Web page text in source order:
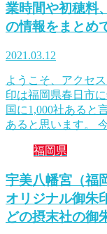
業時間や初穂料
の情報をまとめ
2021.03.12
ようこそ、アクセ
印は福岡県春日市
国に1,000社あると
あると思います。
福岡県
宇美八幡宮（福
オリジナル御朱
どの摂末社の御